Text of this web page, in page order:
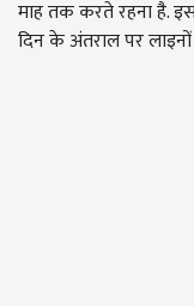
माह तक करते रहना है.
दिन के अंतराल पर